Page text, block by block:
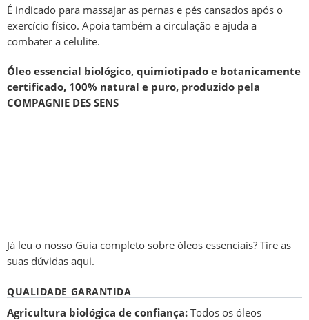
É indicado para massajar as pernas e pés cansados após o
exercício físico. Apoia também a circulação e ajuda a
combater a celulite.
Óleo essencial biológico, quimiotipado e botanicamente
certificado, 100% natural e puro, produzido pela
COMPAGNIE DES SENS
Já leu o nosso Guia completo sobre óleos essenciais? Tire as
suas dúvidas aqui.
QUALIDADE GARANTIDA
Agricultura biológica de confiança: Todos os óleos